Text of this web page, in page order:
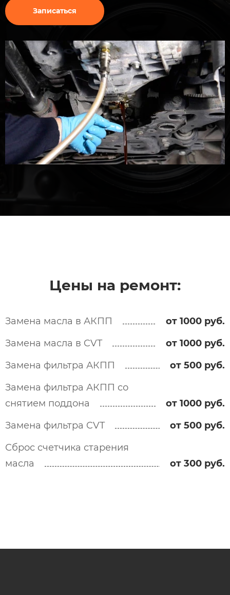
Записаться
Цены на ремонт:
Замена масла в АКПП
от 1000 руб.
Замена масла в CVT
от 1000 руб.
Замена фильтра АКПП
от 500 руб.
Замена фильтра АКПП со
снятием поддона
от 1000 руб.
Замена фильтра CVT
от 500 руб.
Сброс счетчика старения
масла
от 300 руб.